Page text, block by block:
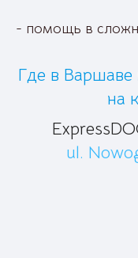
- помощь в
Где в
на
ul.